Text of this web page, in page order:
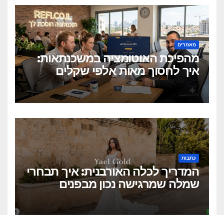
מאמרים
מהפיכת האוטומציה במשכנתאות:
איך לחסוך מאות אלפי שקלים
בלחיצת כפתור?
כתבות
המדריך לכלה האורבנית: איך תבחרי
שמלה שמרגישה נכון מבפנים
ונראית מושלם מבחוץ?